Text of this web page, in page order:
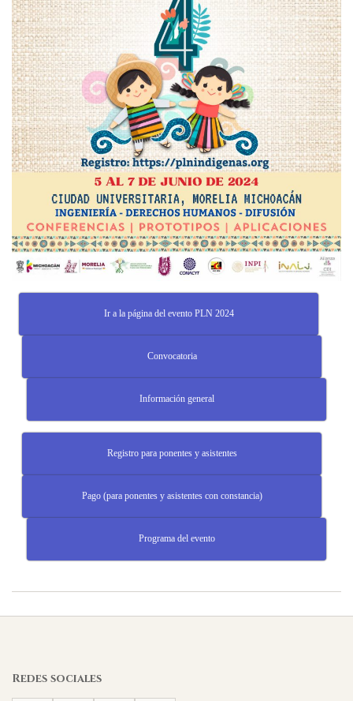
Ir a la página del evento PLN 2024
Convocatoria
Información general
Registro para ponentes y asistentes
Pago (para ponentes y asistentes con constancia)
Programa del evento
Redes sociales